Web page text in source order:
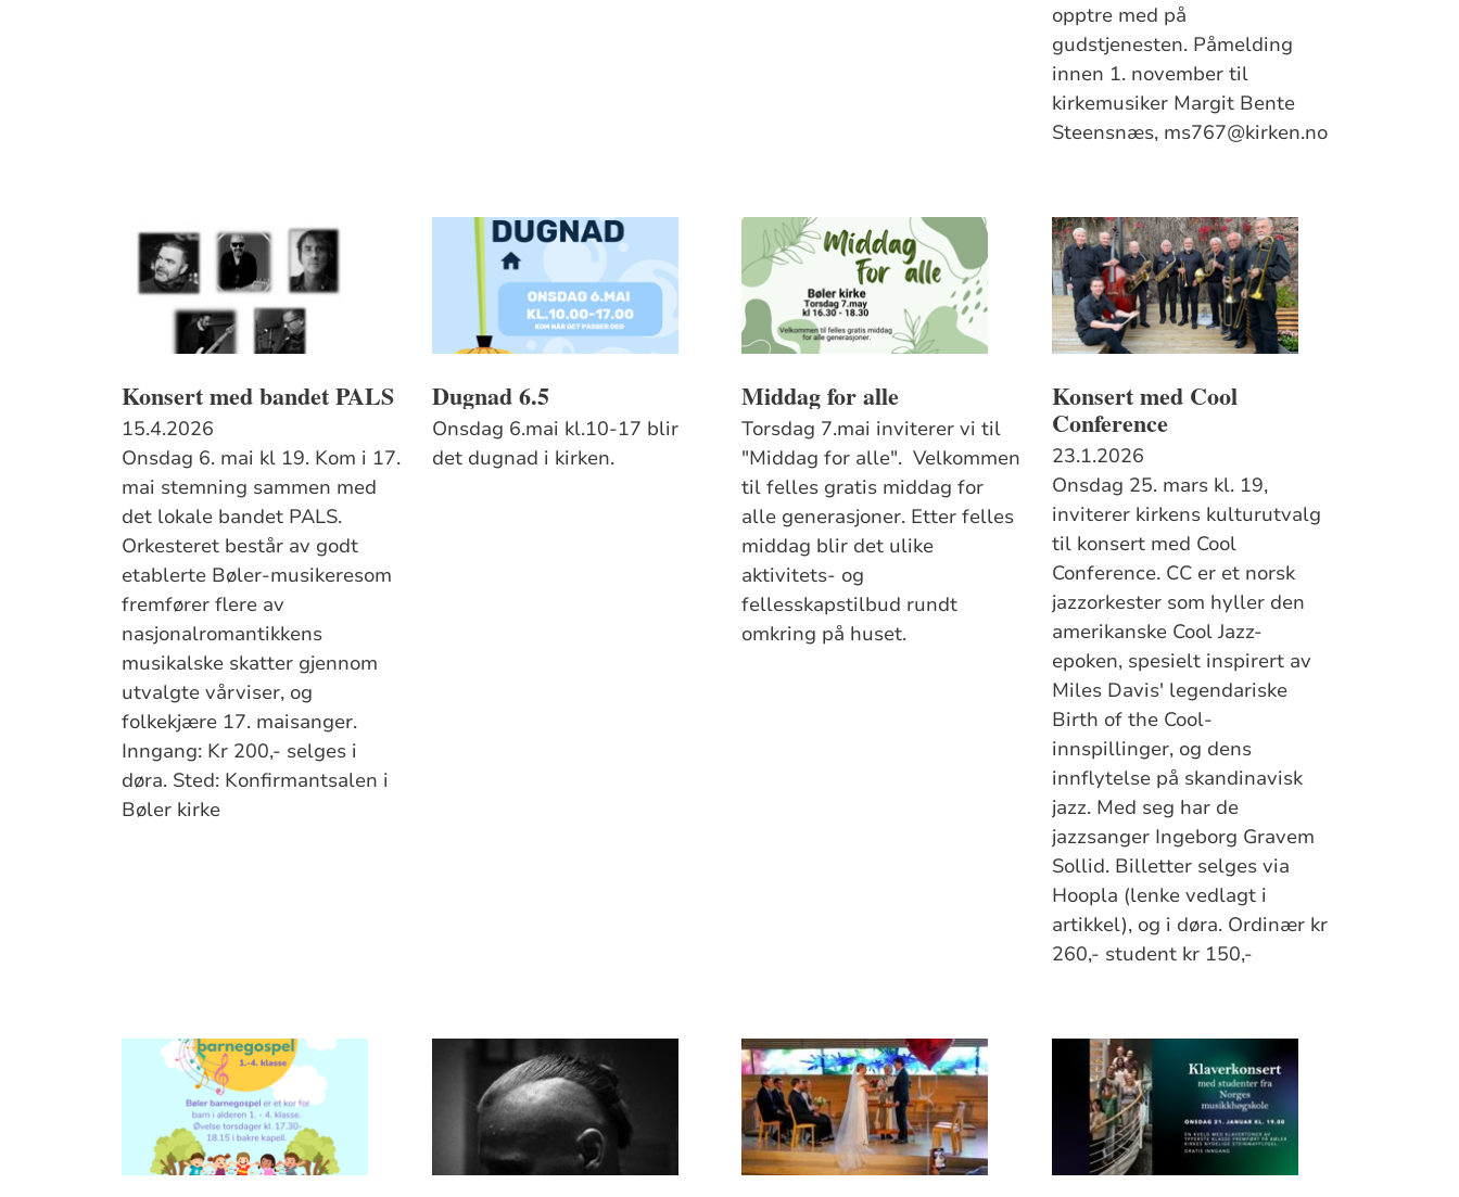
opptre med på
gudstjenesten. Påmelding
innen 1. november til
kirkemusiker Margit Bente
Steensnæs, ms767@kirken.no
Konsert med bandet PALS
15.4.2026
Onsdag 6. mai kl 19. Kom i 17.
mai stemning sammen med
det lokale bandet PALS.
Orkesteret består av godt
etablerte Bøler-musikeresom
fremfører flere av
nasjonalromantikkens
musikalske skatter gjennom
utvalgte vårviser, og
folkekjære 17. maisanger.
Inngang: Kr 200,- selges i
døra. Sted: Konfirmantsalen i
Bøler kirke
Dugnad 6.5
Onsdag 6.mai kl.10-17 blir
det dugnad i kirken.
Middag for alle
Torsdag 7.mai inviterer vi til
"Middag for alle". Velkommen
til felles gratis middag for
alle generasjoner. Etter felles
middag blir det ulike
aktivitets- og
fellesskapstilbud rundt
omkring på huset.
Konsert med Cool
Conference
23.1.2026
Onsdag 25. mars kl. 19,
inviterer kirkens kulturutvalg
til konsert med Cool
Conference. CC er et norsk
jazzorkester som hyller den
amerikanske Cool Jazz-
epoken, spesielt inspirert av
Miles Davis' legendariske
Birth of the Cool-
innspillinger, og dens
innflytelse på skandinavisk
jazz. Med seg har de
jazzsanger Ingeborg Gravem
Sollid. Billetter selges via
Hoopla (lenke vedlagt i
artikkel), og i døra. Ordinær kr
260,- student kr 150,-